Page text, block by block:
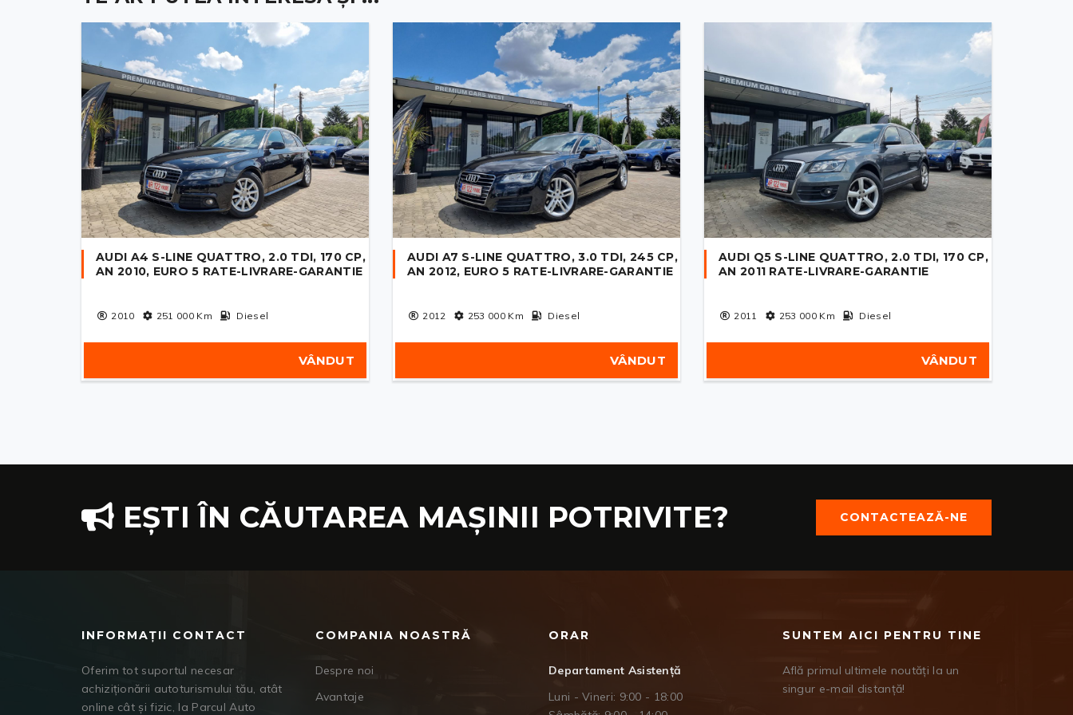
AUDI A4 S-LINE QUATTRO, 2.0 TDI, 170 CP,
AN 2010, EURO 5 RATE-LIVRARE-GARANTIE
2010 251 000Km Diesel
VÂNDUT
AUDI A7 S-LINE QUATTRO, 3.0 TDI, 245 CP,
AN 2012, EURO 5 RATE-LIVRARE-GARANTIE
2012 253 000Km Diesel
VÂNDUT
AUDI Q5 S-LINE QUATTRO, 2.0 TDI, 170 CP,
AN 2011 RATE-LIVRARE-GARANTIE
2011 253 000Km Diesel
VÂNDUT
EȘTI ÎN CĂUTAREA MAȘINII POTRIVITE? CONTACTEAZĂ-NE
INFORMAȚII CONTACT
Oferim tot suportul necesar
achiziționării autoturismului tău, atât
online cât și fizic, la Parcul Auto
COMPANIA NOASTRĂ
Despre noi
Avantaje
ORAR
Departament Asistență
Luni - Vineri: 9:00 - 18:00
SUNTEM AICI PENTRU TINE
Află primul ultimele noutăți la un
singur e-mail distanță!